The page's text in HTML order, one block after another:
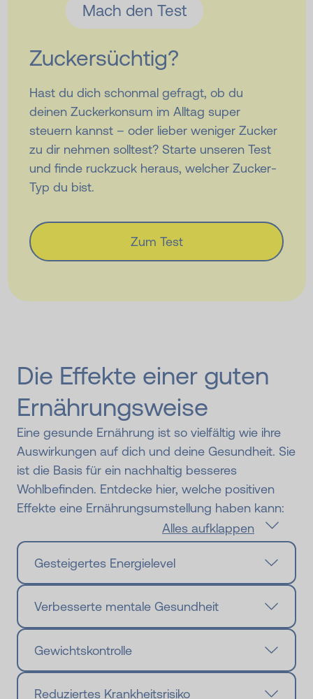
Mach den Test
Zuckersüchtig?
Hast du dich schonmal gefragt, ob du
deinen Zuckerkonsum im Alltag super
steuern kannst – oder lieber weniger Zucker
zu dir nehmen solltest? Starte unseren Test
und finde ruckzuck heraus, welcher Zucker-
Typ du bist.
Zum Test
Die Effekte einer guten
Ernährungs­weise
Eine gesunde Ernährung ist so vielfältig wie ihre
Auswirkungen auf dich und deine Gesundheit. Sie
ist die Basis für ein nachhaltig besseres
Wohlbefinden. Entdecke hier, welche positiven
Effekte eine Ernährungsumstellung haben kann:
Alles aufklappen
Gesteigertes Energielevel
Verbesserte mentale Gesundheit
Gewichtskontrolle
Reduziertes Krankheitsrisiko